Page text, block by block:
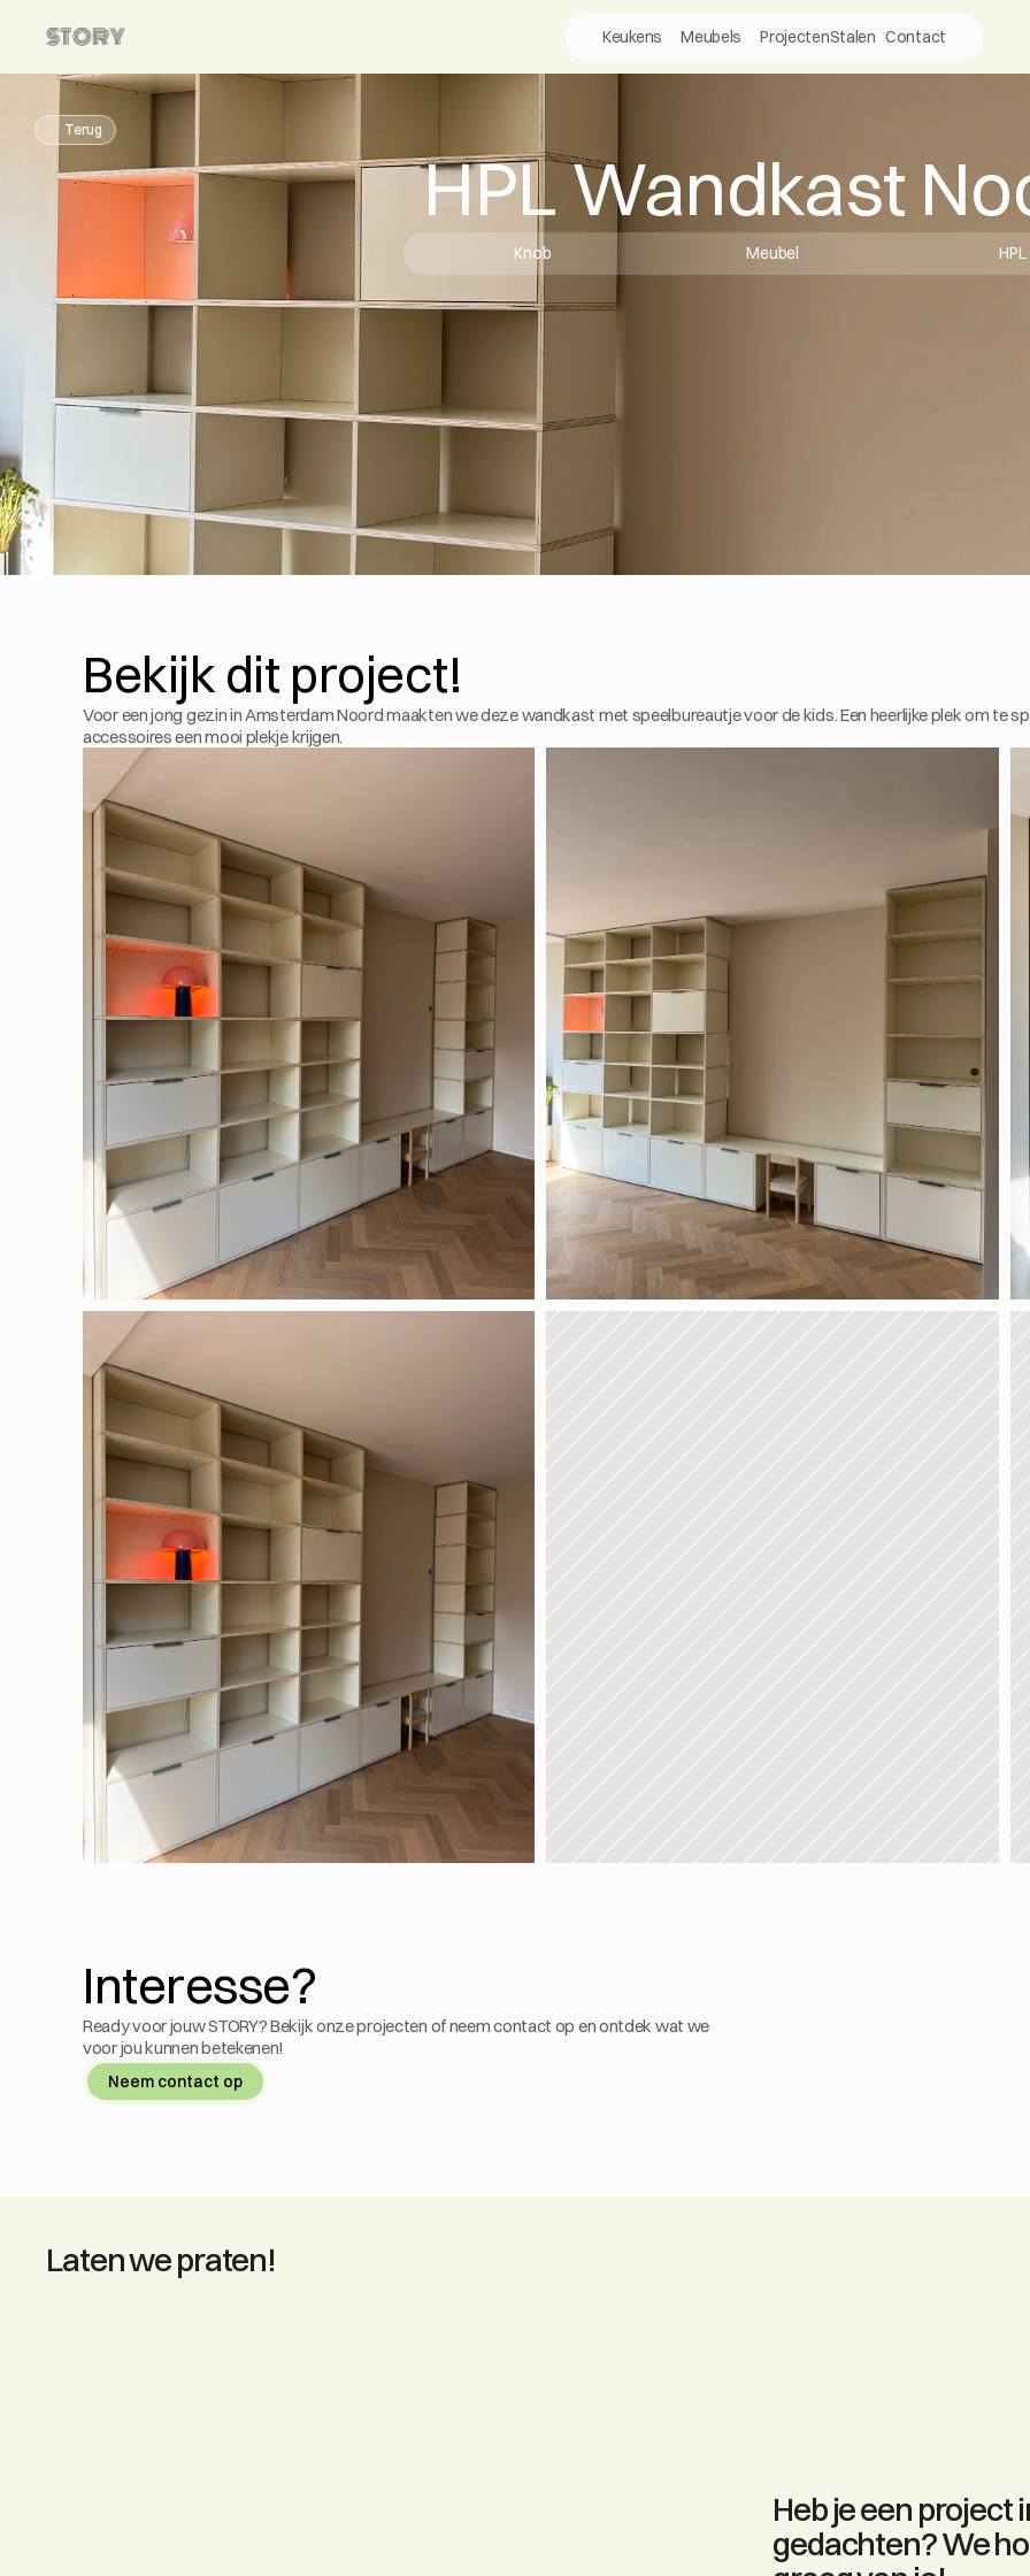
STORY Keukens Meubels ProjectenStalen Contact
Terug
HPL Wandkast
Knob Meubel HPL
Bekijk dit project!
Voor een jong gezin in Amsterdam Noord maakten we deze wandkast met speelbureautje voor de kids. Een heerlijke plek om te
accessoires een mooi plekje krijgen.
Interesse?
Ready voor jouw STORY? Bekijk onze projecten of neem contact op en ontdek wat we
voor jou kunnen betekenen!
Neem contact op
Laten we praten!
Heb je een project
gedachten? We